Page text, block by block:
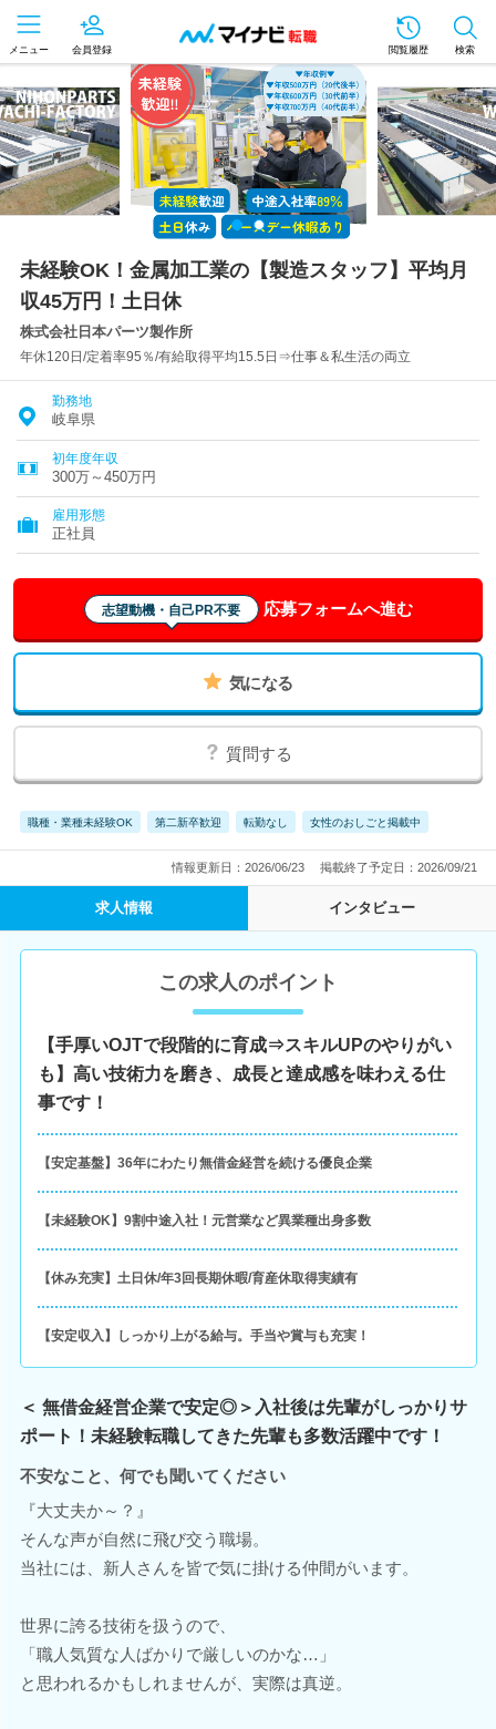
メニュー 会員登録 閲覧履歴 検索
未経験OK！金属加工業の【製造スタッフ】平均月
収45万円！土日休
株式会社日本パーツ製作所
年休120日/定着率95％/有給取得平均15.5日⇒仕事＆私生活の両立
勤務地
岐阜県
初年度年収
300万～450万円
雇用形態
正社員
志望動機・自己PR不要 応募フォームへ進む
気になる
質問する
職種・業種未経験OK 第二新卒歓迎 転勤なし 女性のおしごと掲載中
情報更新日：2026/06/23 掲載終了予定日：2026/09/21
求人情報 インタビュー
この求人のポイント
【手厚いOJTで段階的に育成⇒スキルUPのやりがい
も】高い技術力を磨き、成長と達成感を味わえる仕
事です！
【安定基盤】36年にわたり無借金経営を続ける優良企業
【未経験OK】9割中途入社！元営業など異業種出身多数
【休み充実】土日休/年3回長期休暇/育産休取得実績有
【安定収入】しっかり上がる給与。手当や賞与も充実！
＜ 無借金経営企業で安定◎＞入社後は先輩がしっかりサ
ポート！未経験転職してきた先輩も多数活躍中です！
不安なこと、何でも聞いてください
『大丈夫か～？』
そんな声が自然に飛び交う職場。
当社には、新人さんを皆で気に掛ける仲間がいます。
世界に誇る技術を扱うので、
「職人気質な人ばかりで厳しいのかな…」
と思われるかもしれませんが、実際は真逆。